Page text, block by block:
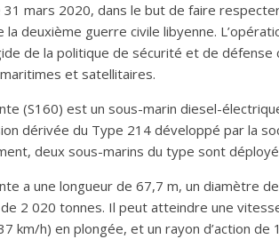
31 mars 2020, dans le but de faire
la deuxième guerre civile libyenne.
de la politique de sécurité et de
et satellitaires.
(S160) est un sous-marin diesel-
dérivée du Type 214 développé par la
deux sous-marins du type sont
a une longueur de 67,7 m, un diamètre
2 020 tonnes. Il peut atteindre une
km/h) en plongée, et un rayon d’action